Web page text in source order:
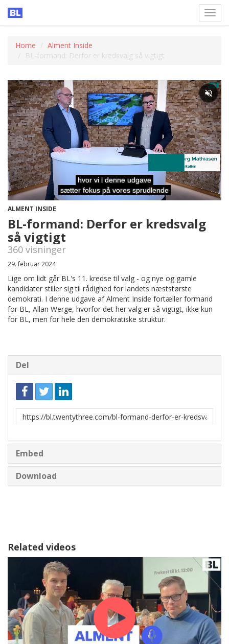
Home
Alment Inside
BL-formand: Derfor er kredsvalg så vigtigt
ALMENT INSIDE
BL-formand: Derfor er kredsvalg
så vigtigt
360 visninger
29. februar 2024
Lige om lidt går BL's 11. kredse til valg - og nye og gamle
kandidater stiller sig til rådighed for landets næststørste
demokrati. I denne udgave af Alment Inside fortæller formand
for BL, Allan Werge, hvorfor det her valg er så vigtigt, ikke kun
for BL, men for hele den demokratiske struktur.
Del
Link
til
Embed
Download
Related videos